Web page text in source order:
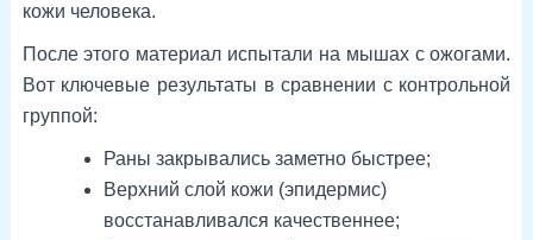
кожи человека.
После этого материал испытали на мышах с ожогами.
Вот ключевые результаты в сравнении с контрольной
группой:
Раны закрывались заметно быстрее;
Верхний слой кожи (эпидермис)
восстанавливался качественнее;